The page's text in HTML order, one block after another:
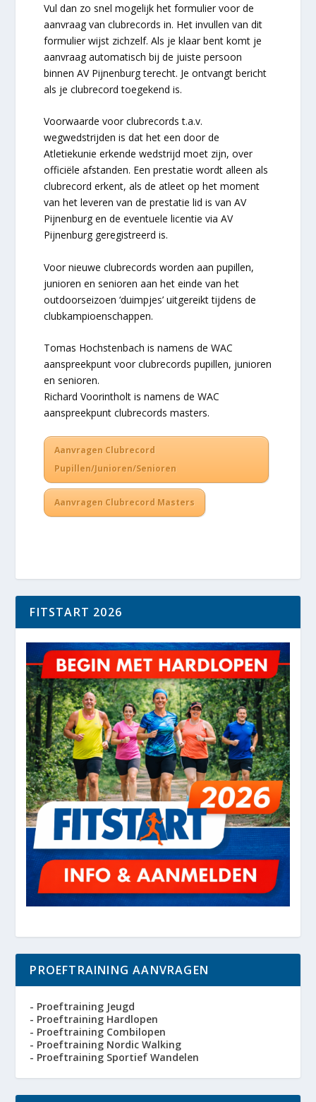
Vul dan zo snel mogelijk het formulier voor de
aanvraag van clubrecords in. Het invullen van dit
formulier wijst zichzelf. Als je klaar bent komt je
aanvraag automatisch bij de juiste persoon
binnen AV Pijnenburg terecht. Je ontvangt bericht
als je clubrecord toegekend is.
Voorwaarde voor clubrecords t.a.v.
wegwedstrijden is dat het een door de
Atletiekunie erkende wedstrijd moet zijn, over
officiële afstanden. Een prestatie wordt alleen als
clubrecord erkent, als de atleet op het moment
van het leveren van de prestatie lid is van AV
Pijnenburg en de eventuele licentie via AV
Pijnenburg geregistreerd is.
Voor nieuwe clubrecords worden aan pupillen,
junioren en senioren aan het einde van het
outdoorseizoen ‘duimpjes’ uitgereikt tijdens de
clubkampioenschappen.
Tomas Hochstenbach is namens de WAC
aanspreekpunt voor clubrecords pupillen, junioren
en senioren.
Richard Voorintholt is namens de WAC
aanspreekpunt clubrecords masters.
Aanvragen Clubrecord
Pupillen/Junioren/Senioren
Aanvragen Clubrecord Masters
FITSTART 2026
PROEFTRAINING AANVRAGEN
- Proeftraining Jeugd
- Proeftraining Hardlopen
- Proeftraining Combilopen
- Proeftraining Nordic Walking
- Proeftraining Sportief Wandelen